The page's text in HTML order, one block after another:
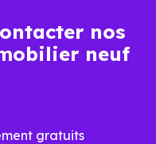
nos
neuf
gratuits